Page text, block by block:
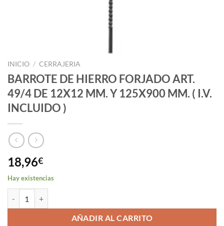
INICIO / CERRAJERIA
BARROTE DE HIERRO FORJADO ART.
49/4 DE 12X12 MM. Y 125X900 MM. ( I.V.
INCLUIDO )
18,96€
Hay existencias
AÑADIR AL CARRITO